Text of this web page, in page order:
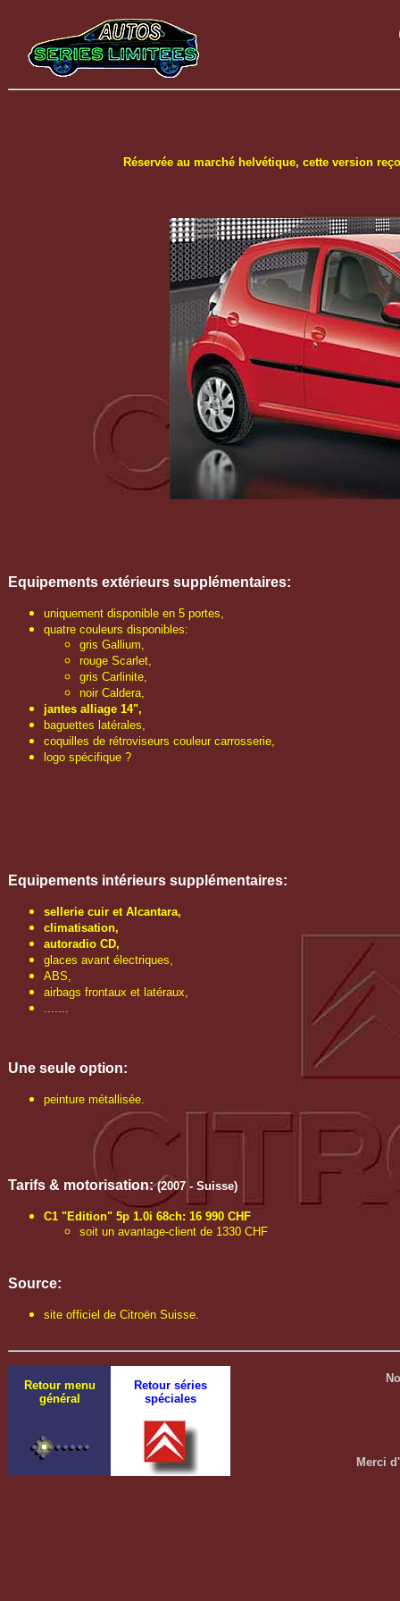
Réservée au marché helvétique, cette version
Equipements extérieurs supplémentaires:
uniquement disponible en 5 portes,
quatre couleurs disponibles:
gris Gallium,
rouge Scarlet,
gris Carlinite,
noir Caldera,
jantes alliage 14",
baguettes latérales,
coquilles de rétroviseurs couleur carrosserie,
logo spécifique ?
Equipements intérieurs supplémentaires:
sellerie cuir et Alcantara,
climatisation,
autoradio CD,
glaces avant électriques,
ABS,
airbags frontaux et latéraux,
.......
Une seule option:
peinture métallisée.
Tarifs & motorisation:(2007 - Suisse)
C1 "Edition" 5p 1.0i 68ch: 16 990 CHF
soit un avantage-client de 1330 CHF
Source:
site officiel de Citroën Suisse.
Retour menu
général
Retour séries
spéciales
Merci